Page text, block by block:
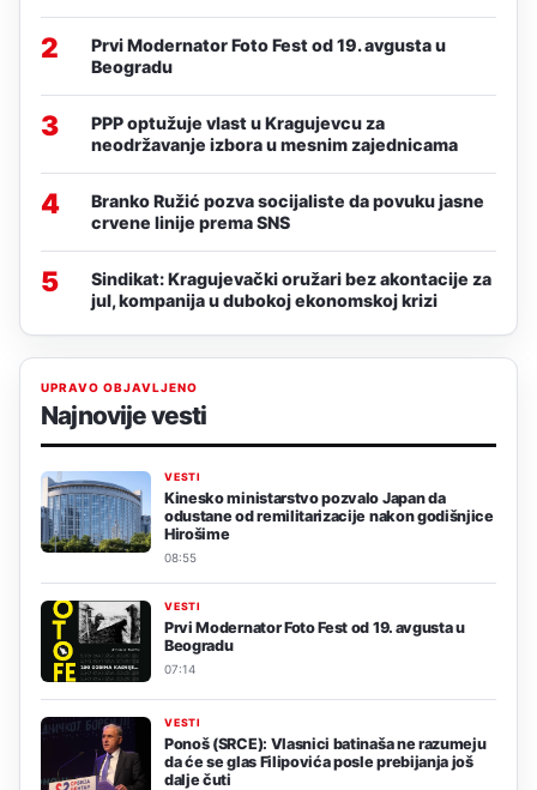
2
Prvi Modernator Foto Fest od 19. avgusta u
Beogradu
3
PPP optužuje vlast u Kragujevcu za
neodržavanje izbora u mesnim zajednicama
4
Branko Ružić pozva socijaliste da povuku jasne
crvene linije prema SNS
5
Sindikat: Kragujevački oružari bez akontacije za
jul, kompanija u dubokoj ekonomskoj krizi
UPRAVO OBJAVLJENO
Najnovije vesti
VESTI
Kinesko ministarstvo pozvalo Japan da
odustane od remilitarizacije nakon godišnjice
Hirošime
08:55
VESTI
Prvi Modernator Foto Fest od 19. avgusta u
Beogradu
07:14
VESTI
Ponoš (SRCE): Vlasnici batinaša ne razumeju
da će se glas Filipovića posle prebijanja još
dalje čuti